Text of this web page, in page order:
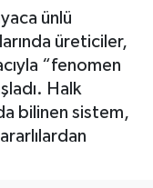
ünlü
üreticiler,
“fenomen
Halk
bilinen sistem,